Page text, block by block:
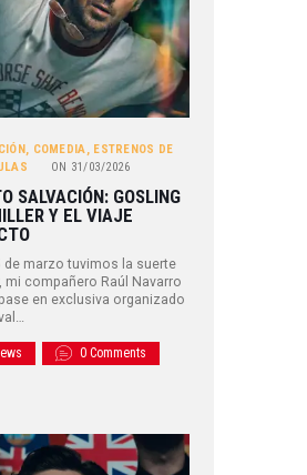
, COMEDIA, ESTRENOS DE
ON 31/03/2026
SALVACIÓN: GOSLING
Y EL VIAJE
de marzo tuvimos la suerte
mi compañero Raúl Navarro
en exclusiva organizado
0 Comments